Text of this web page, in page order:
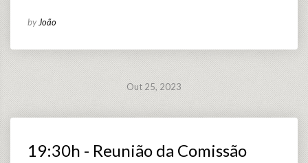
by João
Out 25, 2023
19:30h - Reunião da Comissão